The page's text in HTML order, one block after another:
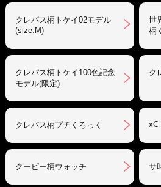
クレパス柄トケイ02モデル
(size:M)
世
柄
クレパス柄トケイ100色記念
モデル(限定)
ク
クレパス柄プチくろっく xC
クーピー柄ウォッチ サ